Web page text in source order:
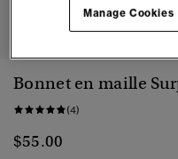
Bonnet en maille
(4)
$55.00
Manage Cookies